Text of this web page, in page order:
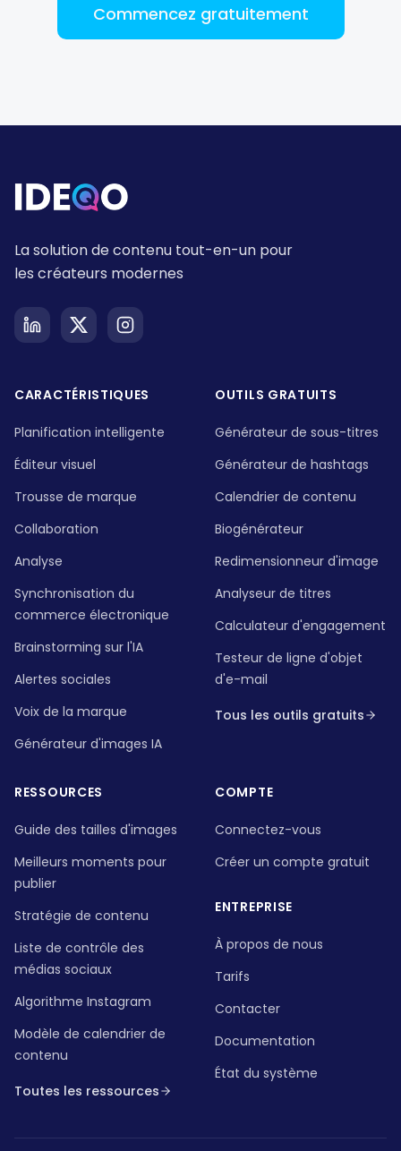
Saves hours of work posting
to social media. Support has
MP
Commencez gratuitement
La solution de contenu tout-en-un pour
les créateurs modernes
CARACTÉRISTIQUES
Planification intelligente
Éditeur visuel
Trousse de marque
Collaboration
Analyse
Synchronisation du
commerce électronique
Brainstorming sur l'IA
Alertes sociales
Voix de la marque
Générateur d'images IA
OUTILS GRATUITS
Générateur de sous-titres
Générateur de hashtags
Calendrier de contenu
Biogénérateur
Redimensionneur d'image
Analyseur de titres
Calculateur d'engagement
Testeur de ligne d'objet
d'e-mail
Tous les outils gratuits
RESSOURCES
Guide des tailles d'images
Meilleurs moments pour
publier
Stratégie de contenu
Liste de contrôle des
médias sociaux
Algorithme Instagram
Modèle de calendrier de
contenu
Toutes les ressources
COMPTE
Connectez-vous
Créer un compte gratuit
ENTREPRISE
À propos de nous
Tarifs
Contacter
Documentation
État du système